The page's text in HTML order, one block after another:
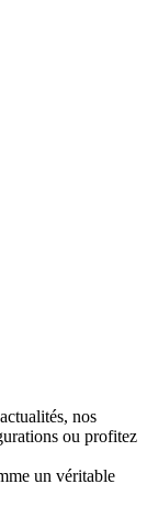
nos
ou profitez
un véritable